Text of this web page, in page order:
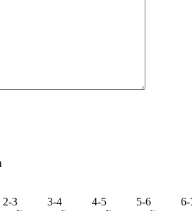
2-3
3-4
4-5
5-6
6-